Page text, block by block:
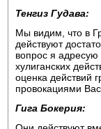
Тенгиз Гудава:
Мы видим, что в
действуют
вопрос я адресую
хулиганских
оценка действий
провокациями
Гига Бокерия: